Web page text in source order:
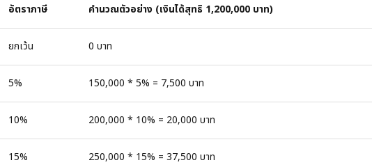
อัตราภาษี คำนวณตัวอย่าง (เงินได้สุทธิ 1,200,000 บาท)
ยกเว้น 0 บาท
5% 150,000 * 5% = 7,500 บาท
10% 200,000 * 10% = 20,000 บาท
15% 250,000 * 15% = 37,500 บาท